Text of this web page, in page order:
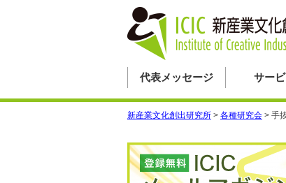
代表メッセージ サー
新産業文化創出研究所 > 各種研究会 > 手